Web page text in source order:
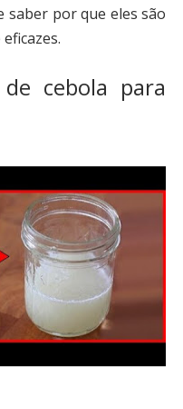
saber por que eles são
cebola para